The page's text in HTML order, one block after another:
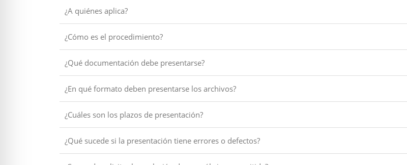
¿A quiénes aplica?
¿Cómo es el procedimiento?
¿Qué documentación debe presentarse?
¿En qué formato deben presentarse los archivos?
¿Cuáles son los plazos de presentación?
¿Qué sucede si la presentación tiene errores o defectos?